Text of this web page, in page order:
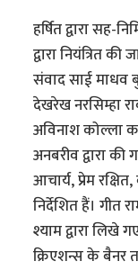
हर्षित द्वारा सह-
द्वारा नियंत्रित
संवाद साई माधव
देखरेख नरसिम्हा
अविनाश कोल्ला
अनबरीव द्वारा
आचार्य, प्रेम
निर्देशित हैं। गीत
श्याम द्वारा लिखे
क्रिएशन्स के बैनर